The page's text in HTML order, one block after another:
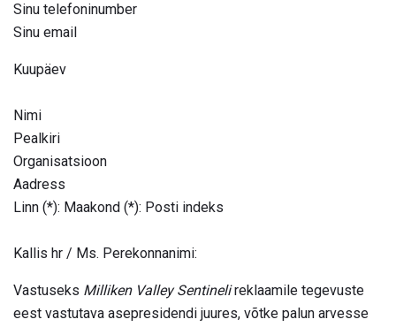
Sinu telefoninumber
Sinu email
Kuupäev
Nimi
Pealkiri
Organisatsioon
Aadress
Linn (*): Maakond (*): Posti indeks
Kallis hr / Ms. Perekonnanimi:
Vastuseks Milliken Valley Sentinelireklaamile tegevuste
eest vastutava asepresidendi juures, võtke palun arvesse